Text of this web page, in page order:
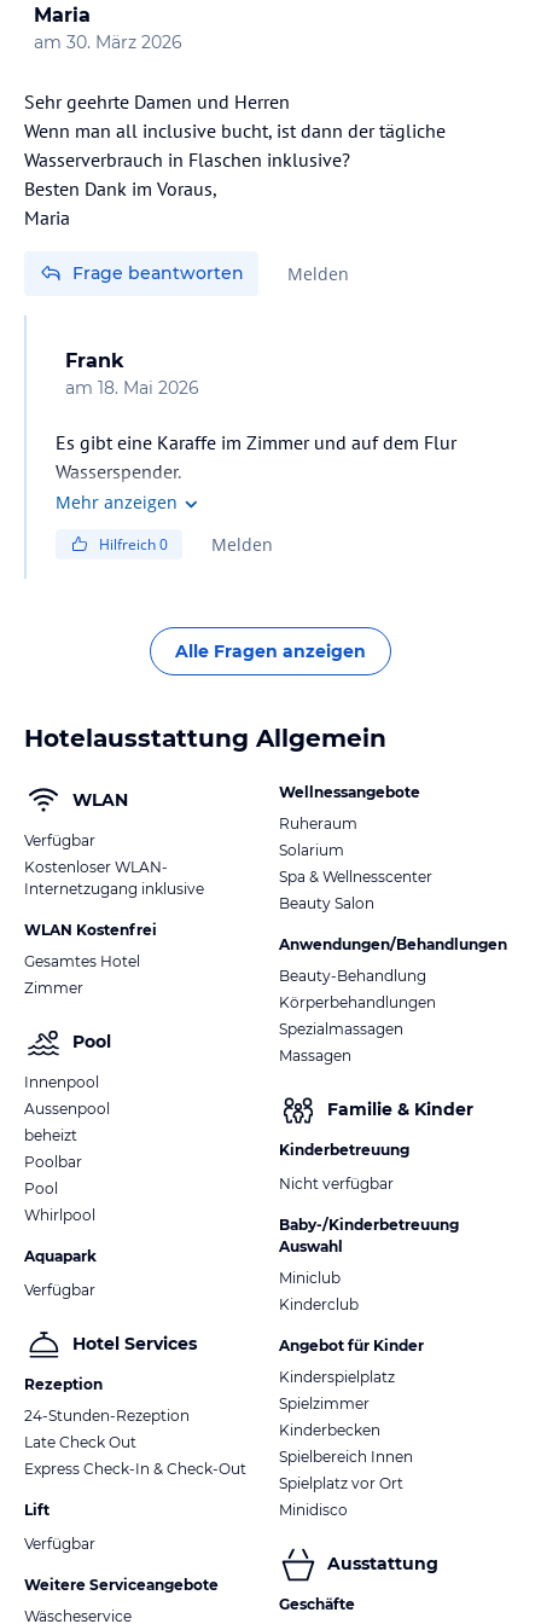
Maria
am 30. März 2026
Sehr geehrte Damen und Herren
Wenn man all inclusive bucht, ist dann der tägliche
Wasserverbrauch in Flaschen inklusive?
Besten Dank im Voraus,
Maria
Frage beantworten Melden
Frank
am 18. Mai 2026
Es gibt eine Karaffe im Zimmer und auf dem Flur
Wasserspender.
Mehr anzeigen
Hilfreich0 Melden
Alle Fragen anzeigen
Hotelausstattung Allgemein
WLAN
Verfügbar
Kostenloser WLAN-
Internetzugang inklusive
WLAN Kostenfrei
Gesamtes Hotel
Zimmer
Pool
Innenpool
Aussenpool
beheizt
Poolbar
Pool
Whirlpool
Aquapark
Verfügbar
Hotel Services
Rezeption
24-Stunden-Rezeption
Late Check Out
Express Check-In & Check-Out
Lift
Verfügbar
Weitere Serviceangebote
Wäscheservice
Wellnessangebote
Ruheraum
Solarium
Spa & Wellnesscenter
Beauty Salon
Anwendungen/Behandlungen
Beauty-Behandlung
Körperbehandlungen
Spezialmassagen
Massagen
Familie & Kinder
Kinderbetreuung
Nicht verfügbar
Baby-/Kinderbetreuung
Auswahl
Miniclub
Kinderclub
Angebot für Kinder
Kinderspielplatz
Spielzimmer
Kinderbecken
Spielbereich Innen
Spielplatz vor Ort
Minidisco
Ausstattung
Geschäfte